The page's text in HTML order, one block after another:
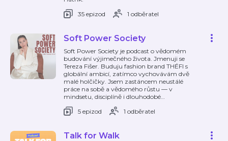
35 epizod
1 odběratel
Soft Power Society
Soft Power Society je podcast o vědomém
budování výjimečného života. Jmenuji se
Tereza Fišer. Buduju fashion brand THÉFI s
globální ambicí, zatímco vychovávám dvě
malé holčičky. Jsem zastáncem neustálé
práce na sobě a vědomého růstu — v
mindsetu, disciplíně i dlouhodobé…
5 epizod
1 odběratel
Talk for Walk